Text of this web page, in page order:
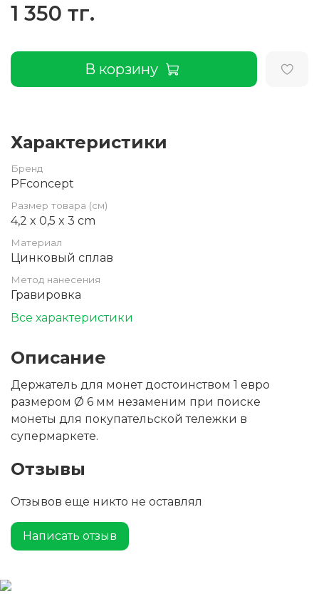
1 350 тг.
В корзину
Характеристики
Бренд
PFconcept
Размер товара (см)
4,2 x 0,5 x 3 cm
Материал
Цинковый сплав
Метод нанесения
Гравировка
Все характеристики
Описание
Держатель для монет достоинством 1 евро
размером Ø 6 мм незаменим при поиске
монеты для покупательской тележки в
супермаркете.
Отзывы
Отзывов еще никто не оставлял
Написать отзыв